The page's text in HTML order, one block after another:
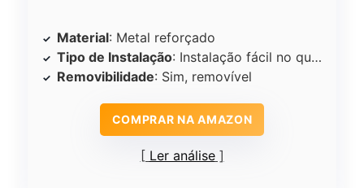
Material: Metal reforçado
Tipo de Instalação: Instalação fácil no quadro da bicicleta
Removibilidade: Sim, removível
COMPRAR NA AMAZON
Ler análise